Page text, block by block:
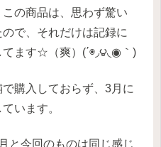
の商品は、思わず驚い
で、それだけは記録に
ます☆（爽）(΄◉◞౪◟◉｀)
購入しておらず、3月に
います。
と今回のものは同じ感じ